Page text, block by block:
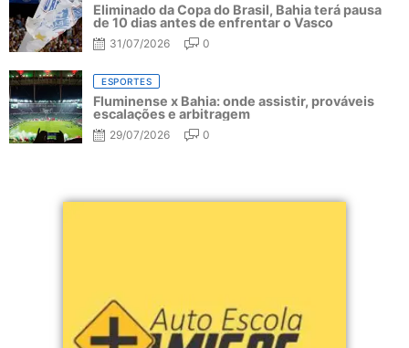
Eliminado da Copa do Brasil, Bahia terá pausa
de 10 dias antes de enfrentar o Vasco
31/07/2026 0
ESPORTES
Fluminense x Bahia: onde assistir, prováveis
escalações e arbitragem
29/07/2026 0